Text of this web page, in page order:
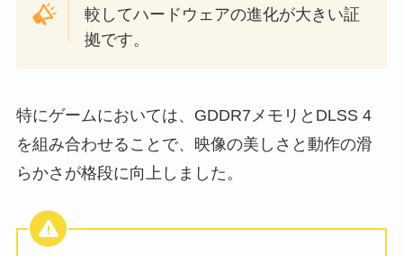
較してハードウェアの進化が大きい証
拠です。
特にゲームにおいては、GDDR7メモリとDLSS 4
を組み合わせることで、映像の美しさと動作の滑
らかさが格段に向上しました。